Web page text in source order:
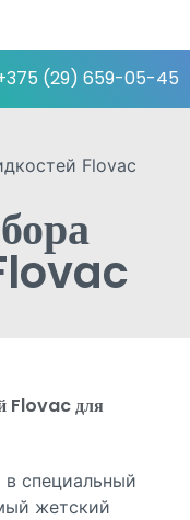
(29) 659-05-45
Flovac
Flovac для
специальный
жетский